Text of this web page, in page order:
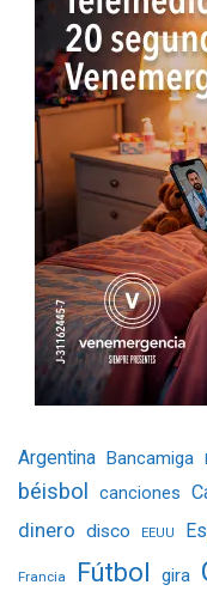
Argentina Bancamiga
béisbol canciones
dinero disco EEUU
Francia Fútbol gira